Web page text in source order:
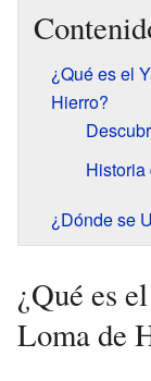
¿Qué es el
Hierro?
¿Dónde se
¿Qué es
Loma de